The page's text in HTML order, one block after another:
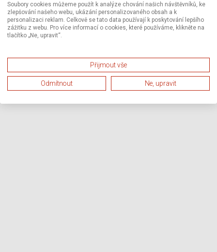
Soubory cookies můžeme použít k analýze chování našich návštěvníků, ke
zlepšování našeho webu, ukázání personalizovaného obsah a k
personalizaci reklam. Celkově se tato data používají k poskytování lepšího
zážitku z webu. Pro více informací o cookies, které používáme, klikněte na
tlačítko „Ne, upravit“.
Přijmout vše
Odmítnout Ne, upravit